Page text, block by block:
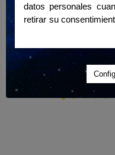
datos personales
retirar su